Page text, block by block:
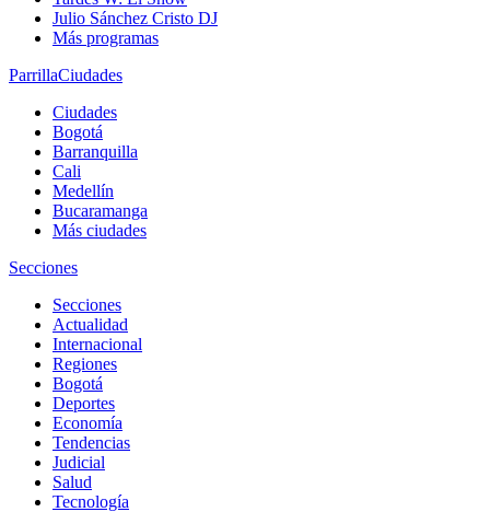
Julio Sánchez Cristo DJ
Más programas
ParrillaCiudades
Ciudades
Bogotá
Barranquilla
Cali
Medellín
Bucaramanga
Más ciudades
Secciones
Secciones
Actualidad
Internacional
Regiones
Bogotá
Deportes
Economía
Tendencias
Judicial
Salud
Tecnología